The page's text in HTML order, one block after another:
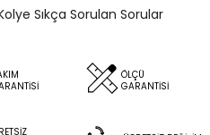
Sıkça Sorulan Sorular
ÖLÇÜ
GARANTİSİ